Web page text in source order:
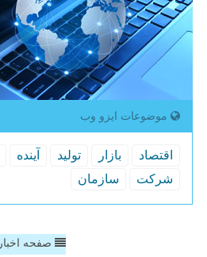
موضوعات ایزو وب
اقتصاد بازار تولید آینده
شركت
سازمان
صفحه اخبار